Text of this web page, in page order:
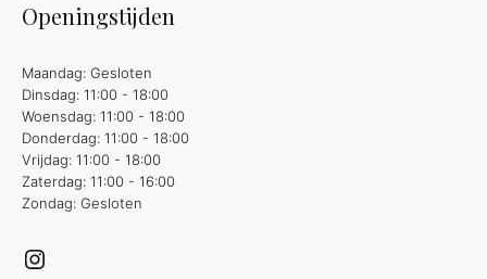
Openingstijden
Maandag: Gesloten
Dinsdag: 11:00 - 18:00
Woensdag: 11:00 - 18:00
Donderdag: 11:00 - 18:00
Vrijdag: 11:00 - 18:00
Zaterdag: 11:00 - 16:00
Zondag: Gesloten
Instagram